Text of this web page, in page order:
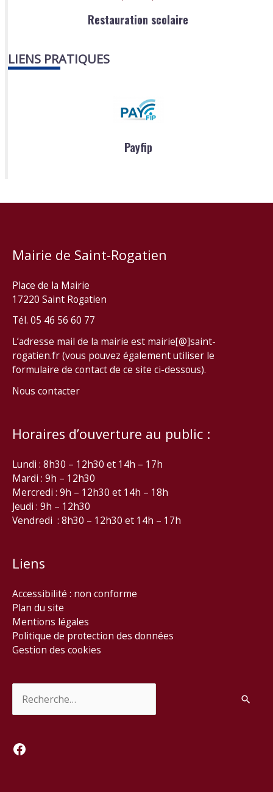
Restauration scolaire
LIENS PRATIQUES
Payfip
Mairie de Saint-Rogatien
Place de la Mairie
17220 Saint Rogatien
Tél. 05 46 56 60 77
L’adresse mail de la mairie est mairie[@]saint-
rogatien.fr (vous pouvez également utiliser le
formulaire de contact de ce site ci-dessous).
Nous contacter
Horaires d’ouverture au public :
Lundi : 8h30 – 12h30 et 14h – 17h
Mardi : 9h – 12h30
Mercredi : 9h – 12h30 et 14h – 18h
Jeudi : 9h – 12h30
Vendredi : 8h30 – 12h30 et 14h – 17h
Liens
Accessibilité : non conforme
Plan du site
Mentions légales
Politique de protection des données
Gestion des cookies
Facebook